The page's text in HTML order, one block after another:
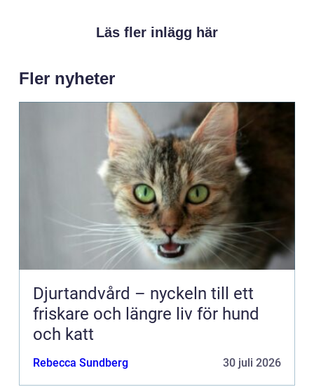
Läs fler inlägg här
Fler nyheter
Djurtandvård – nyckeln till ett
friskare och längre liv för hund
och katt
Rebecca Sundberg 30 juli 2026